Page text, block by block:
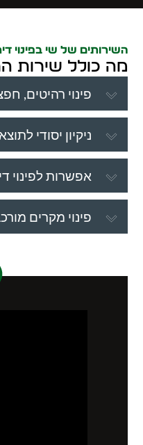
השירותים של שי בפינוי
מה כולל שירות
פינוי רהיטים,
ניקיון יסודי
אפשרות לפינוי
פינוי מקרים